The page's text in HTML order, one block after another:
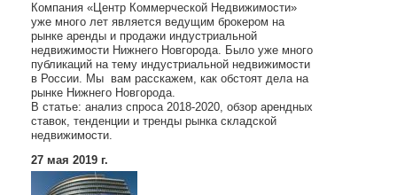
Компания «Центр Коммерческой Недвижимости»
уже много лет является ведущим брокером на
рынке аренды и продажи индустриальной
недвижимости Нижнего Новгорода. Было уже много
публикаций на тему индустриальной недвижимости
в России. Мы вам расскажем, как обстоят дела на
рынке Нижнего Новгорода.
В статье: анализ спроса 2018-2020, обзор арендных
ставок, тенденции и тренды рынка складской
недвижимости.
27 мая 2019 г.